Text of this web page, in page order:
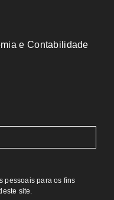
e Contabilidade
pessoais para os fins
site.